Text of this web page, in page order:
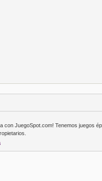
con JuegoSpot.com! Tenemos juegos